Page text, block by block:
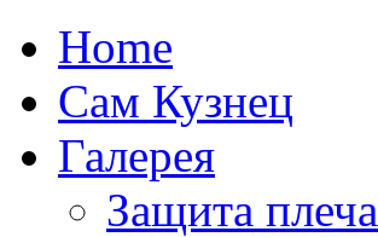
Home
Сам Кузнец
Галерея
Защита плеча